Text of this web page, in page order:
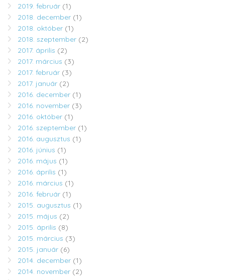
2019. február (1)
2018. december (1)
2018. október (1)
2018. szeptember (2)
2017. április (2)
2017. március (3)
2017. február (3)
2017. január (2)
2016. december (1)
2016. november (3)
2016. október (1)
2016. szeptember (1)
2016. augusztus (1)
2016. június (1)
2016. május (1)
2016. április (1)
2016. március (1)
2016. február (1)
2015. augusztus (1)
2015. május (2)
2015. április (8)
2015. március (3)
2015. január (6)
2014. december (1)
2014. november (2)